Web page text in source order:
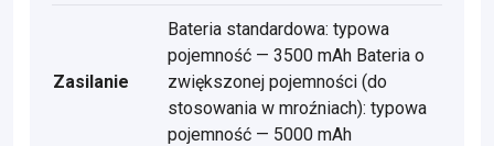
Zasilanie
Bateria standardowa: typowa
pojemność — 3500 mAh Bateria o
zwiększonej pojemności (do
stosowania w mroźniach): typowa
pojemność — 5000 mAh